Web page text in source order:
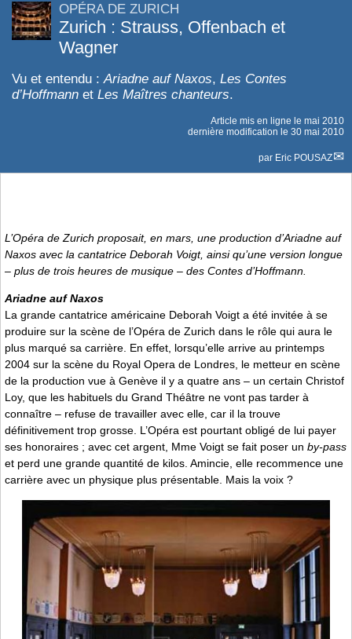
OPÉRA DE ZURICH
Zurich : Strauss, Offenbach et
Wagner
Vu et entendu : Ariadne auf Naxos, Les Contes
d’Hoffmann et Les Maîtres chanteurs.
Article mis en ligne le mai 2010
dernière modification le 30 mai 2010
par Eric POUSAZ
L’Opéra de Zurich proposait, en mars, une production d’Ariadne auf
Naxos avec la cantatrice Deborah Voigt, ainsi qu’une version longue
– plus de trois heures de musique – des Contes d’Hoffmann
Ariadne auf Naxos
La grande cantatrice américaine Deborah Voigt a été invitée à se
produire sur la scène de l’Opéra de Zurich dans le rôle qui aura le
plus marqué sa carrière. En effet, lorsqu’elle arrive au printemps
2004 sur la scène du Royal Opera de Londres, le metteur en scène
de la production vue à Genève il y a quatre ans – un certain Christof
Loy, que les habituels du Grand Théâtre ne vont pas tarder à
connaître – refuse de travailler avec elle, car il la trouve
définitivement trop grosse. L’Opéra est pourtant obligé de lui payer
ses honoraires ; avec cet argent, Mme Voigt se fait poser un by-pass
et perd une grande quantité de kilos. Amincie, elle recommence une
carrière avec un physique plus présentable. Mais la voix ?